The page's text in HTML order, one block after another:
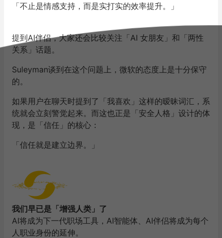
「不止是情感支持，而是实打实的效率提升。」
提到AI伴侣，大家还会比较关注「AI 女朋友」和「两性
关系」话题。
Suleyman谈到在这个问题上，微软的态度上是十分保守
的。
如果用户在聊天时提到了「我喜欢」这样的暧昧词汇，系
统就会立刻警觉起来。而这也正是「安全人格」设计的体
现，是「信任」的核心：
「信任就是建立边界。」
我们早已是「增强人类」了
AI将成为下一代职场工具，AI智能体、AI伴侣将成为每个
人职业身份的延伸。